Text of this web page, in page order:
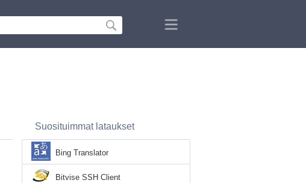
Suosituimmat lataukset
Bing Translator
Bitvise SSH Client